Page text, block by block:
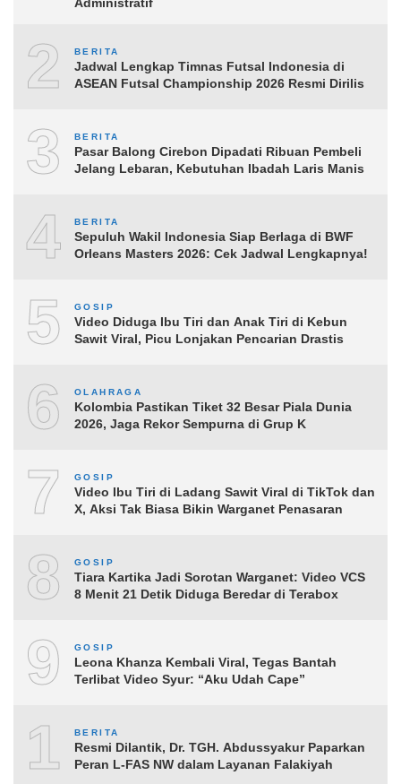
2 BERITA
Jadwal Lengkap Timnas Futsal Indonesia di
ASEAN Futsal Championship 2026 Resmi Dirilis
3 BERITA
Pasar Balong Cirebon Dipadati Ribuan Pembeli
Jelang Lebaran, Kebutuhan Ibadah Laris Manis
4 BERITA
Sepuluh Wakil Indonesia Siap Berlaga di BWF
Orleans Masters 2026: Cek Jadwal Lengkapnya!
5 GOSIP
Video Diduga Ibu Tiri dan Anak Tiri di Kebun
Sawit Viral, Picu Lonjakan Pencarian Drastis
6 OLAHRAGA
Kolombia Pastikan Tiket 32 Besar Piala Dunia
2026, Jaga Rekor Sempurna di Grup K
7 GOSIP
Video Ibu Tiri di Ladang Sawit Viral di TikTok dan
X, Aksi Tak Biasa Bikin Warganet Penasaran
8 GOSIP
Tiara Kartika Jadi Sorotan Warganet: Video VCS
8 Menit 21 Detik Diduga Beredar di Terabox
9 GOSIP
Leona Khanza Kembali Viral, Tegas Bantah
Terlibat Video Syur: “Aku Udah Cape”
10BERITA
Resmi Dilantik, Dr. TGH. Abdussyakur Paparkan
Peran L-FAS NW dalam Layanan Falakiyah